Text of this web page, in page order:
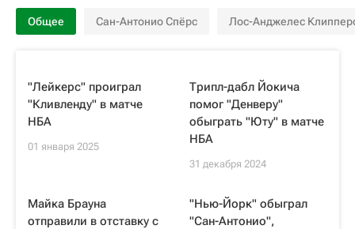
Общее Сан-Антонио Спёрс Лос-Анджелес
"Лейкерс" проиграл
"Кливленду" в матче
НБА
01 января 2025
Трипл-дабл Йокича
помог "Денверу"
обыграть "Юту" в матче
НБА
31 декабря 2024
Майка Брауна
отправили в отставку с
"Нью-Йорк" обыграл
"Сан-Антонио",